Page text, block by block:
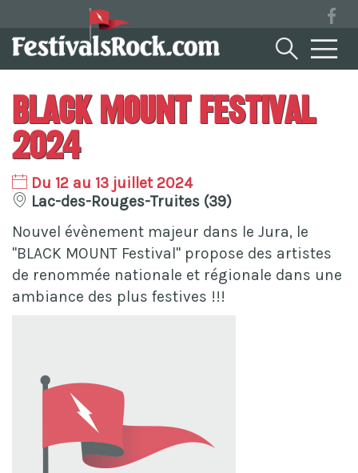
Black Mount Festival
2024
Du 12 au 13 juillet 2024
Lac-des-Rouges-Truites (39)
Nouvel évènement majeur dans le Jura, le
"BLACK MOUNT Festival" propose des artistes
de renommée nationale et régionale dans une
ambiance des plus festives !!!